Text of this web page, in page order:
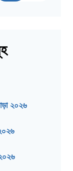
২০২৬